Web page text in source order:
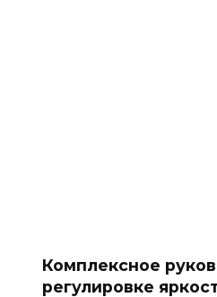
Комплексное
регулировке